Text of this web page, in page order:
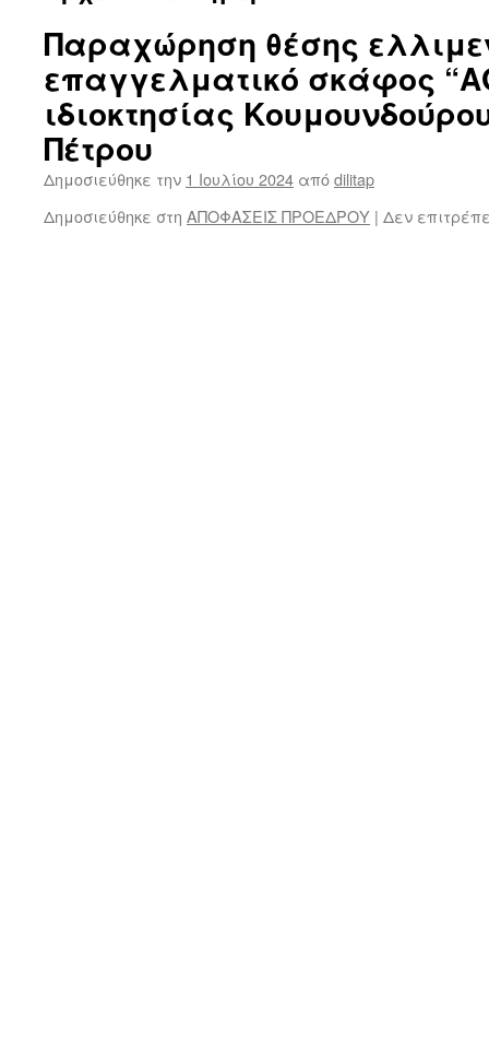
Παραχώρηση θέσης
επαγγελματικό σκάφος
ιδιοκτησίας
Πέτρου
Δημοσιεύθηκε την 1 Ιουλίου 2024 απόdilitap
Δημοσιεύθηκε στη ΑΠΟΦΑΣΕΙΣ ΠΡΟΕΔΡΟΥ | Δεν